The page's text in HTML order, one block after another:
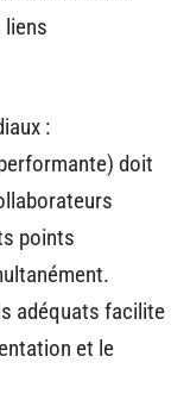
:
doit
points
adéquats facilite
et le